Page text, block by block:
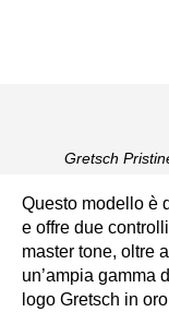
Gretsch
Questo modello è
e offre due
master tone, oltre
un’ampia gamma
logo Gretsch in